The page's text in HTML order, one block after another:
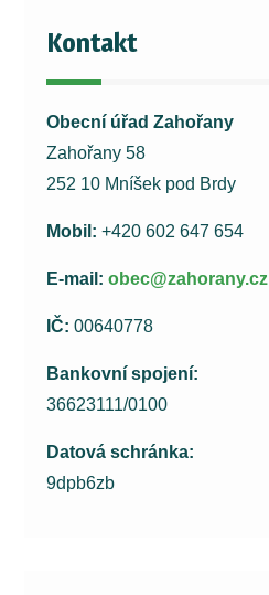
Kontakt
Obecní úřad Zahořany
Zahořany 58
252 10 Mníšek pod Brdy
Mobil: +420 602 647 654
E-mail: obec@zahorany.cz
IČ: 00640778
Bankovní spojení:
36623111/0100
Datová schránka:
9dpb6zb